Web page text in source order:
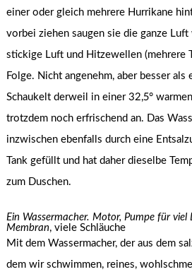
einer oder gleich mehrere Hurrikane
vorbei ziehen saugen sie die ganze
stickige Luft und Hitzewellen (mehrere
Folge. Nicht angenehm, aber besser
Schaukelt derweil in einer 32,5°
trotzdem noch erfrischend an. Das
inzwischen ebenfalls durch eine
Tank gefüllt und hat daher dieselbe
zum Duschen.
Ein Wassermacher. Motor, Pumpe für viel
Membran, viele Schläuche
Mit dem Wassermacher, der aus dem
dem wir schwimmen, reines,